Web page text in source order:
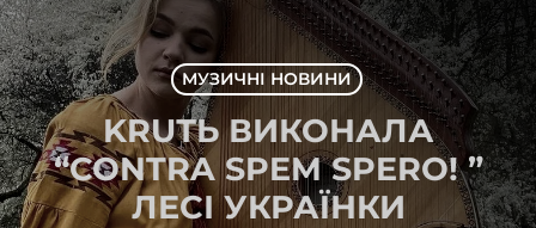
МУЗИЧНІ НОВИНИ
KRUТЬ ВИКОНАЛА
“CONTRA SPEM SPERO! ”
ЛЕСІ УКРАЇНКИ